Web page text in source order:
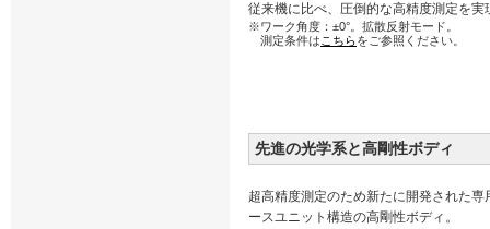
従来機に比べ、圧倒的な高精度測定を実
※ワーク角度：±0°。拡散反射モード。
測定条件は こちらをご参照ください。
先進の光学系と高剛性ボディ
超高精度測定のため新たに開発された
ースユニット構造の高剛性ボディ。